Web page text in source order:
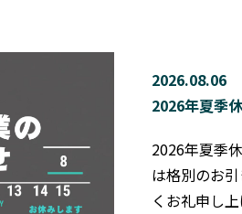
2026.08.06
2026年夏季
2026年夏季
は格別のお
くお礼申し